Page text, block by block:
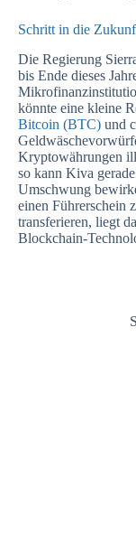
Schritt in die
Die Regierung
bis Ende dieses
könnte eine kleine
Bitcoin (BTC) und
Kryptowährungen
so kann Kiva
Umschwung
einen Führerschein
transferieren, liegt
Blockchain-